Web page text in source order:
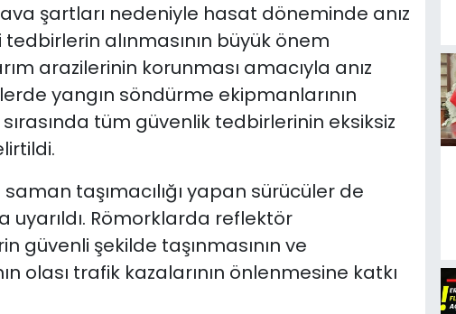
şartları nedeniyle hasat döneminde anız
tedbirlerin alınmasının büyük önem
arazilerinin korunması amacıyla anız
yangın söndürme ekipmanlarının
tüm güvenlik tedbirlerinin eksiksiz
taşımacılığı yapan sürücüler de
uyarıldı. Römorklarda reflektör
güvenli şekilde taşınmasının ve
olası trafik kazalarının önlenmesine katkı